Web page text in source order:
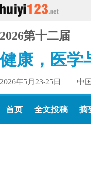
2026第十二届
健康，医学
2026年5月23-25日 中国
首页 全文投稿 摘